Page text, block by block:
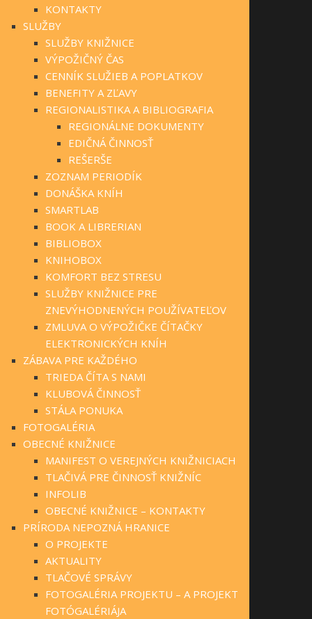
KONTAKTY
SLUŽBY
SLUŽBY KNIŽNICE
VÝPOŽIČNÝ ČAS
CENNÍK SLUŽIEB A POPLATKOV
BENEFITY A ZĽAVY
REGIONALISTIKA A BIBLIOGRAFIA
REGIONÁLNE DOKUMENTY
EDIČNÁ ČINNOSŤ
REŠERŠE
ZOZNAM PERIODÍK
DONÁŠKA KNÍH
SMARTLAB
BOOK A LIBRERIAN
BIBLIOBOX
KNIHOBOX
KOMFORT BEZ STRESU
SLUŽBY KNIŽNICE PRE
ZNEVÝHODNENÝCH POUŽÍVATEĽOV
ZMLUVA O VÝPOŽIČKE ČÍTAČKY
ELEKTRONICKÝCH KNÍH
ZÁBAVA PRE KAŽDÉHO
TRIEDA ČÍTA S NAMI
KLUBOVÁ ČINNOSŤ
STÁLA PONUKA
FOTOGALÉRIA
OBECNÉ KNIŽNICE
MANIFEST O VEREJNÝCH KNIŽNICIACH
TLAČIVÁ PRE ČINNOSŤ KNIŽNÍC
INFOLIB
OBECNÉ KNIŽNICE – KONTAKTY
PRÍRODA NEPOZNÁ HRANICE
O PROJEKTE
AKTUALITY
TLAČOVÉ SPRÁVY
FOTOGALÉRIA PROJEKTU – A PROJEKT
FOTÓGALÉRIÁJA